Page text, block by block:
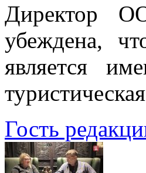
Директор
убеждена,
является
Гость